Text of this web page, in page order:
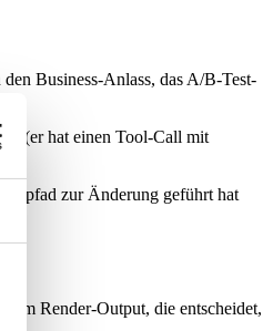
Business-Anlass, das A/B-Test-
(er hat einen Tool-Call mit
zur Änderung geführt hat
Render-Output, die entscheidet,